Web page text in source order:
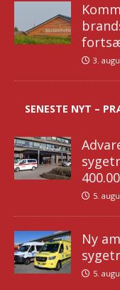
3.
SENESTE NYT –
5.
Ny
5.